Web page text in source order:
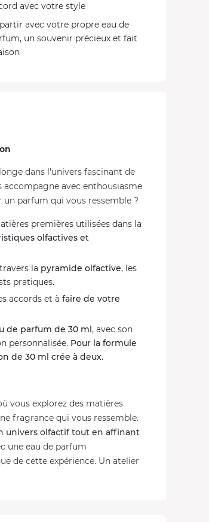
avec votre style
avec votre propre eau de
un souvenir précieux et fait
dans l'univers fascinant de
accompagne avec enthousiasme
parfum qui vous ressemble ?
premières utilisées dans la
olfactives et
la pyramide olfactive, les
pratiques.
accords et à faire de votre
de parfum de 30 ml, avec son
personnalisée. Pour la formule
de 30 ml crée à deux.
vous explorez des matières
fragrance qui vous ressemble.
univers olfactif tout en affinant
une eau de parfum
de cette expérience. Un atelier